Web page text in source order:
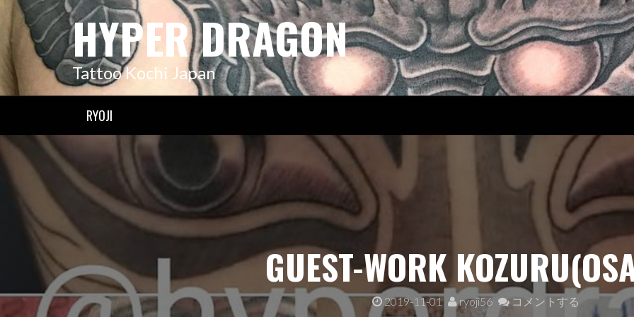
コ
ン
テ
ツ
へ
キ
プ
HYPER DRAGON
Tattoo Kochi Japan
RYOJI
GUEST-WORK
2019-11-01 ryoji56 コメントする